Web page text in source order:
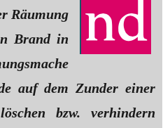
Räumung
Brand in
auf dem Zunder einer
bzw. verhindern